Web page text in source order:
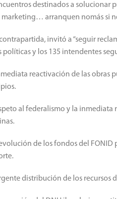
destinados a solucionar
marketing… arranquen nomás si
invitó a “seguir
políticas y los 135 intendentes
reactivación de las obras
al federalismo y la
de los fondos del FONID
distribución de los recursos